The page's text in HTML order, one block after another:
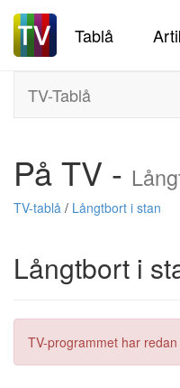
Tablå
TV-Tablå
På TV -
TV-tablå / Långtbort i stan
Långtbort i
TV-programmet har